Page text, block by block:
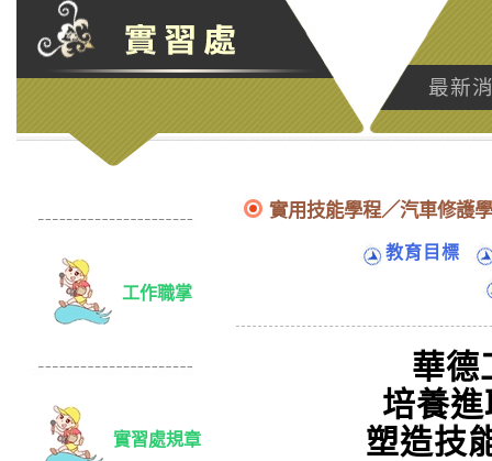
最新
工作職掌
實習處規章
實用技能學程／汽車修護
教育目標
華德
培養
塑造技